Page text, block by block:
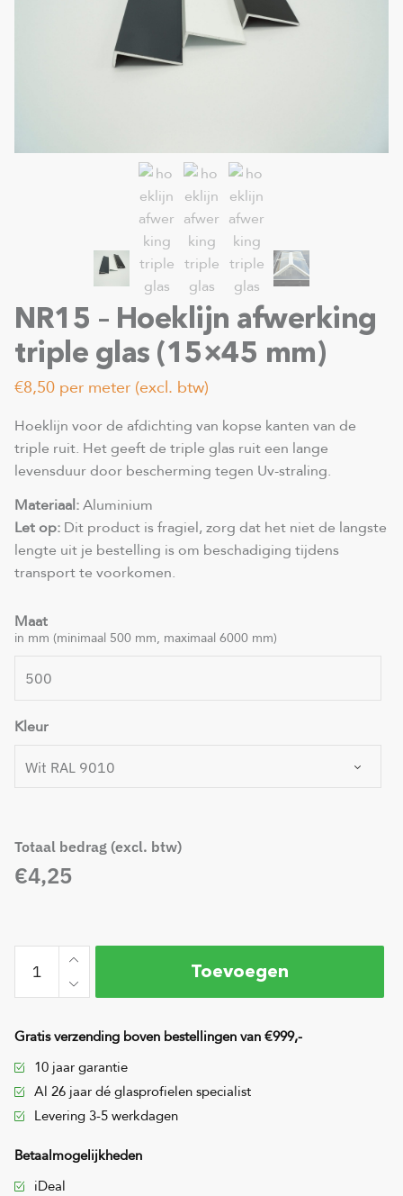
NR15 – Hoeklijn afwerking
triple glas (15×45 mm)
€8,50 per meter (excl. btw)
Hoeklijn voor de afdichting van kopse kanten van de
triple ruit. Het geeft de triple glas ruit een lange
levensduur door bescherming tegen Uv-straling.
Materiaal:Aluminium
Let op: Dit product is fragiel, zorg dat het niet de langste
lengte uit je bestelling is om beschadiging tijdens
transport te voorkomen.
Maat
in mm (minimaal 500 mm, maximaal 6000 mm)
Kleur
Totaal bedrag (excl. btw)
€4,25
Gratis verzending boven bestellingen van €999,-
10 jaar garantie
Al 26 jaar dé glasprofielen specialist
Levering 3-5 werkdagen
Betaalmogelijkheden
iDeal